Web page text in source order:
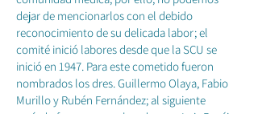
dejar de mencionarlos con el debido
reconocimiento de su delicada labor; el
comité inició labores desde que la SCU se
inició en 1947. Para este cometido fueron
nombrados los dres. Guillermo Olaya, Fabio
Murillo y Rubén Fernández; al siguiente